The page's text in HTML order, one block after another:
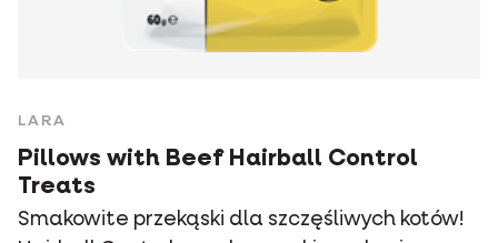
LARA
Pillows with Beef Hairball Control
Treats
Smakowite przekąski dla szczęśliwych kotów!